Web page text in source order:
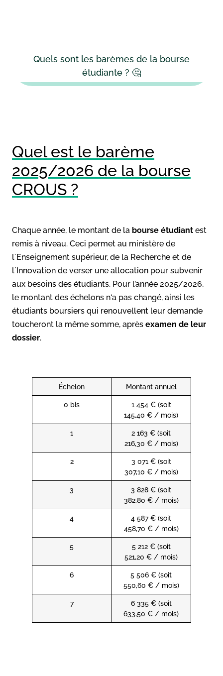
Quels sont les barèmes de la bourse
étudiante ? 🤔
Quel est le barème
2025/2026 de la bourse
CROUS ?
Chaque année, le montant de la bourse étudiant est
remis à niveau. Ceci permet au ministère de
lʼEnseignement supérieur, de la Recherche et de
lʼInnovation de verser une allocation pour subvenir
aux besoins des étudiants. Pour l’année 2025/2026,
le montant des échelons n‘a pas changé, ainsi les
étudiants boursiers qui renouvellent leur demande
toucheront la même somme, après examen de leur
dossier.
Échelon Montant annuel
0 bis
1 454 € (soit
145,40 € / mois)
1
2 163 € (soit
216,30 € / mois)
2
3 071 € (soit
307,10 € / mois)
3
3 828 € (soit
382,80 € / mois)
4
4 587 € (soit
458,70 € / mois)
5
5 212 € (soit
521,20 € / mois)
6
5 506 € (soit
550,60 € / mois)
7
6 335 € (soit
633,50 € / mois)